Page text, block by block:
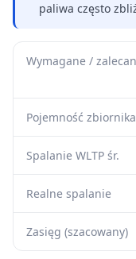
paliwa często
Wymagane /
Pojemność zbiornika
Spalanie WLTP śr.
Realne spalanie
Zasięg (szacowany)